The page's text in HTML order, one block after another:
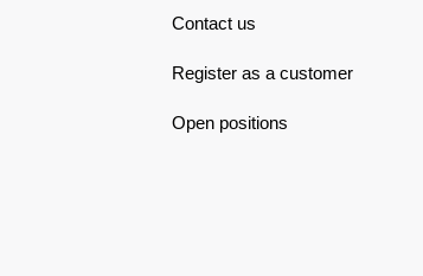
Contact us
Register as a customer
Open positions